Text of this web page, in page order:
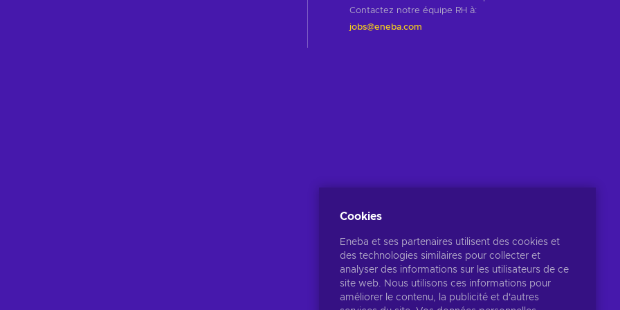
Contactez notre équipe RH à:
jobs@eneba.com
Cookies
Eneba et ses partenaires utilisent des cookies et
des technologies similaires pour collecter et
analyser des informations sur les utilisateurs de ce
site web. Nous utilisons ces informations pour
améliorer le contenu, la publicité et d'autres